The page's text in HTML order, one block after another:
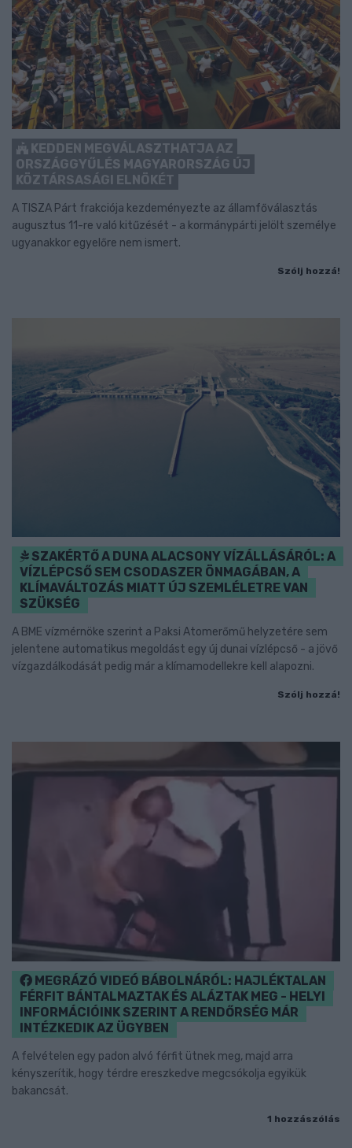
KEDDEN MEGVÁLASZTHATJA AZ
ORSZÁGGYŰLÉS MAGYARORSZÁG ÚJ
KÖZTÁRSASÁGI ELNÖKÉT
A TISZA Párt frakciója kezdeményezte az államfőválasztás
augusztus 11-re való kitűzését - a kormánypárti jelölt személye
ugyanakkor egyelőre nem ismert.
Szólj hozzá!
SZAKÉRTŐ A DUNA ALACSONY VÍZÁLLÁSÁRÓL: A
VÍZLÉPCSŐ SEM CSODASZER ÖNMAGÁBAN, A
KLÍMAVÁLTOZÁS MIATT ÚJ SZEMLÉLETRE VAN
SZÜKSÉG
A BME vízmérnöke szerint a Paksi Atomerőmű helyzetére sem
jelentene automatikus megoldást egy új dunai vízlépcső - a jövő
vízgazdálkodását pedig már a klímamodellekre kell alapozni.
Szólj hozzá!
MEGRÁZÓ VIDEÓ BÁBOLNÁRÓL: HAJLÉKTALAN
FÉRFIT BÁNTALMAZTAK ÉS ALÁZTAK MEG - HELYI
INFORMÁCIÓINK SZERINT A RENDŐRSÉG MÁR
INTÉZKEDIK AZ ÜGYBEN
A felvételen egy padon alvó férfit ütnek meg, majd arra
kényszerítik, hogy térdre ereszkedve megcsókolja egyikük
bakancsát.
1 hozzászólás